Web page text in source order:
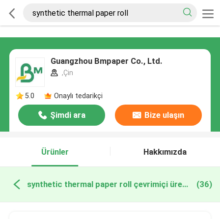
Guangzhou Bmpaper Co., Ltd.
,Çin
5.0 Onaylı tedarikçi
Şimdi ara Bize ulaşın
Ürünler Hakkımızda
synthetic thermal paper roll çevrimiçi üretim (36)